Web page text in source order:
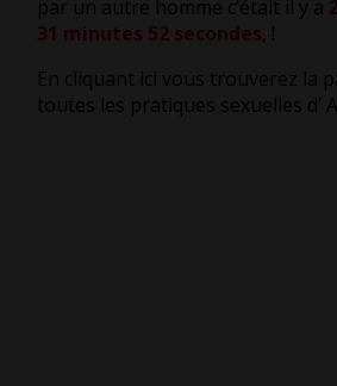
par un autre homme c’était il y a
, !
En cliquant ici vous trouverez la
toutes les pratiques sexuelles d’